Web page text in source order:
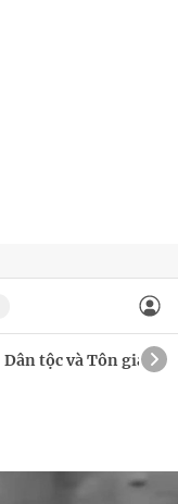
Dân tộc và Tôn giáo